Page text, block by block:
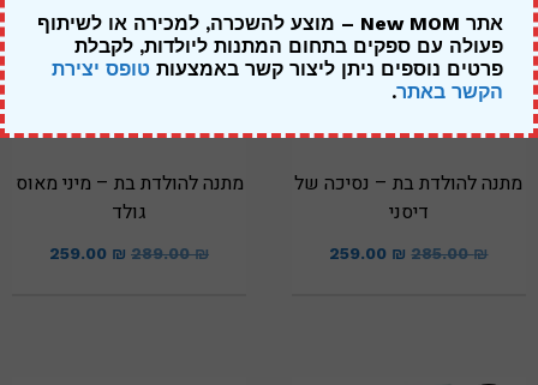
מתנה להולדת בת – נסיכה של
דיסני
285.00₪
259.00 ₪
מתנה להולדת בת – מיני מאוס
גולד
289.00₪
259.00 ₪
אתר New MOM – מוצע להשכרה, למכירה או לשיתוף
פעולה עם ספקים בתחום המתנות ליולדות, לקבלת
פרטים נוספים ניתן ליצור קשר באמצעות טופס יצירת
הקשר באתר.